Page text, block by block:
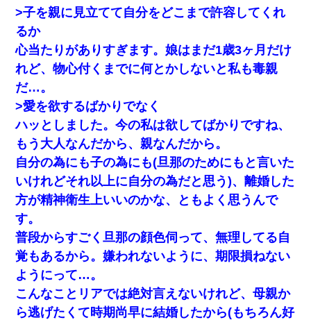
>子を親に見立てて自分をどこまで許容してくれ
るか
心当たりがありすぎます。娘はまだ1歳3ヶ月だけ
れど、物心付くまでに何とかしないと私も毒親
だ…。
>愛を欲するばかりでなく
ハッとしました。今の私は欲してばかりですね、
もう大人なんだから、親なんだから。
自分の為にも子の為にも(旦那のためにもと言いた
いけれどそれ以上に自分の為だと思う)、離婚した
方が精神衛生上いいのかな、ともよく思うんで
す。
普段からすごく旦那の顔色伺って、無理してる自
覚もあるから。嫌われないように、期限損ねない
ようにって…。
こんなことリアでは絶対言えないけれど、母親か
ら逃げたくて時期尚早に結婚したから(もちろん好